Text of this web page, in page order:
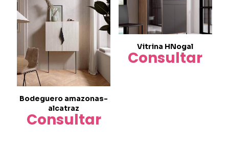
Bodeguero amazonas-
alcatraz
Consultar
Vitrina HNogal
Consultar